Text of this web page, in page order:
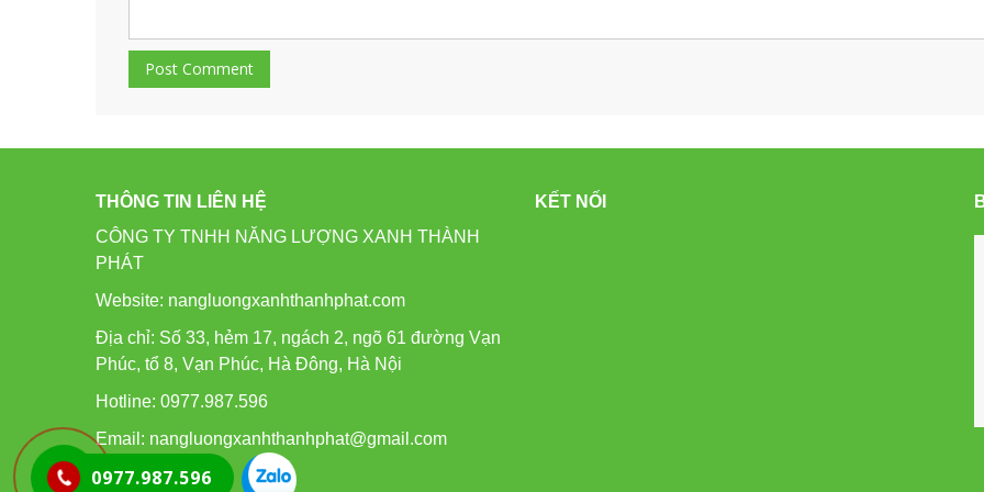
THÔNG TIN LIÊN HỆ
CÔNG TY TNHH NĂNG LƯỢNG XANH THÀNH
PHÁT
Website: nangluongxanhthanhphat.com
Địa chỉ: Số 33, hẻm 17, ngách 2, ngõ 61 đường Vạn
Phúc, tổ 8, Vạn Phúc, Hà Đông, Hà Nội
Hotline: 0977.987.596
Email: nangluongxanhthanhphat@gmail.com
KẾT NỐI
0977.987.596